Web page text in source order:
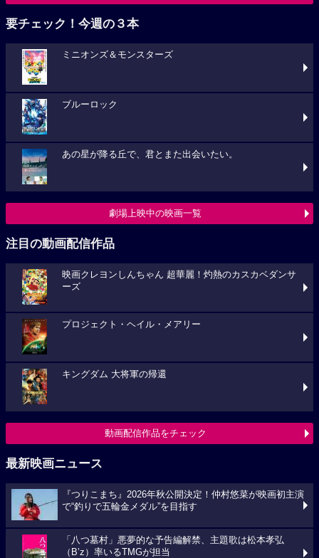
要チェック！今週の３本
ミニオンズ＆モンスターズ
ブルーロック
あの星が降る丘で、君とまた出会いたい。
劇場上映中の映画一覧
注目の動画配信作品
映画クレヨンしんちゃん 超華麗！灼熱のカスカベダンサ
ーズ
プロジェクト・ヘイル・メアリー
キングダム 大将軍の帰還
動画配信作品をチェック
最新映画ニュース
『つりこまち』2026年秋公開決定！仲村悠菜が映画初主演
で“釣りで五輪金メダル”を目指す
「八つ墓村」悪夢的な予告編解禁、主題歌は松本孝弘
（B’z）率いるTMGが担当